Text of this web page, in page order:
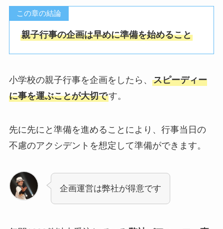
この章の結論
親子行事の企画は早めに準備を始めること
小学校の親子行事を企画をしたら、 スピーディー
に事を運ぶことが大切です。
先に先にと準備を進めることにより、行事当日の
不慮のアクシデントを想定して準備ができます。
企画運営は弊社が得意です